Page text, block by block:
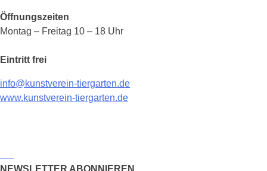
Öffnungszeiten
Montag – Freitag 10 – 18 Uhr
Eintritt frei
info@kunstverein-tiergarten.de
www.kunstverein-tiergarten.de
NEWSLETTER ABONNIEREN